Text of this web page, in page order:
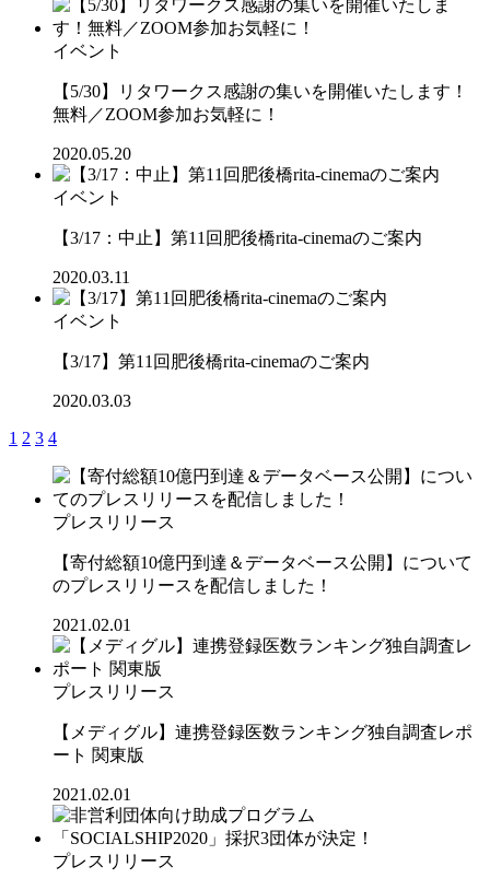
イベント
【5/30】リタワークス感謝の集いを開催いたします！
無料／ZOOM参加お気軽に！
2020.05.20
イベント
【3/17：中止】第11回肥後橋rita-cinemaのご案内
2020.03.11
イベント
【3/17】第11回肥後橋rita-cinemaのご案内
2020.03.03
1 2 3 4
プレスリリース
【寄付総額10億円到達＆データベース公開】について
のプレスリリースを配信しました！
2021.02.01
プレスリリース
【メディグル】連携登録医数ランキング独⾃調査レポ
ート 関東版
2021.02.01
プレスリリース